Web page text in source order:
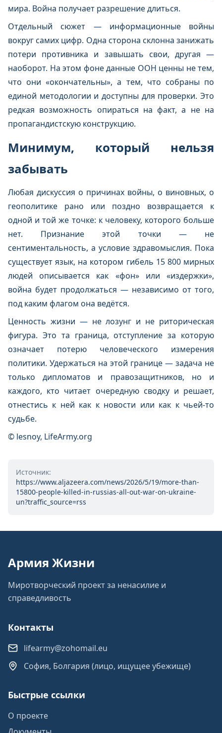
мира. Война получает разрешение длиться.
Отдельный сюжет — информационные войны
вокруг самих цифр. Одна сторона склонна занижать
потери противника и завышать свои, другая —
наоборот. На этом фоне данные ООН ценны не тем,
что они «окончательны», а тем, что собраны по
единой методологии и доступны для проверки. Это
редкая возможность опираться на факт, а не на
пропагандистскую конструкцию.
Минимум, который нельзя
забывать
Любая дискуссия о причинах войны, о виновных, о
геополитике рано или поздно возвращается к
одной и той же точке: к человеку, которого больше
нет. Признание этой точки — не
сентиментальность, а условие здравомыслия. Пока
существует язык, на котором гибель 15 800 мирных
людей описывается как «фон» или «издержки»,
война будет продолжаться — независимо от того,
под каким флагом она ведётся.
Ценность жизни — не лозунг и не риторическая
фигура. Это та граница, отступление за которую
означает потерю человеческого измерения
политики. Удержаться на этой границе — задача не
только дипломатов и правозащитников, но и
каждого, кто читает очередную сводку и решает,
отнестись к ней как к новости или как к чьей-то
судьбе.
© lesnoy, LifeArmy.org
Источник:
https://www.aljazeera.com/news/2026/5/19/more-than-
15800-people-killed-in-russias-all-out-war-on-ukraine-
un?traffic_source=rss
Армия Жизни
Миротворческий проект за ненасилие и
справедливость
Контакты
lifearmy@zohomail.eu
София, Болгария (лицо, ищущее убежище)
Быстрые ссылки
О проекте